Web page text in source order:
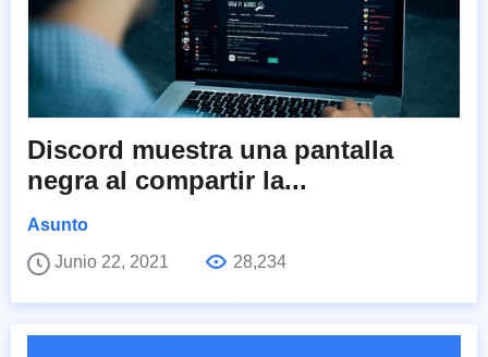
Discord muestra una pantalla
negra al compartir la...
Asunto
Junio 22, 2021
28,234